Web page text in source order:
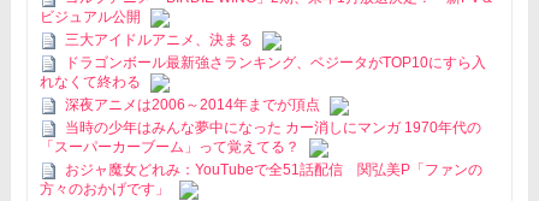
ビジュアル公開
三大アイドルアニメ、決まる
ドラゴンボール最新強さランキング、ベジータがTOP10にすら入
れなくて終わる
深夜アニメは2006～2014年までが頂点
当時の少年はみんな夢中になった カー消しにマンガ 1970年代の
「スーパーカーブーム」って覚えてる？
おジャ魔女どれみ：YouTubeで全51話配信 関弘美P「ファンの
方々のおかげです」